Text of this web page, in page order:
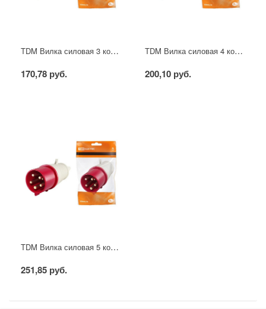
TDM Вилка силовая 3 контакта 16А 220В IP44
170,78 руб.
TDM Вилка силовая 4 контакта 16А 380В IP44
200,10 руб.
TDM Вилка силовая 5 контактов 16А 380В IP44
251,85 руб.